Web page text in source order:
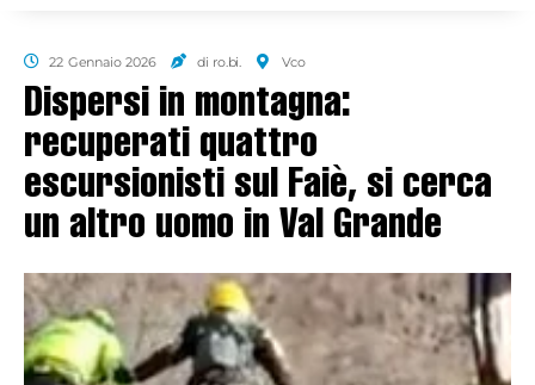
22 Gennaio 2026 di ro.bi. Vco
Dispersi in montagna:
recuperati quattro
escursionisti sul Faiè, si cerca
un altro uomo in Val Grande